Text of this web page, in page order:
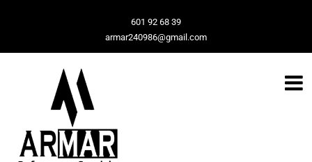
601 92 68 39
armar240986@gmail.com